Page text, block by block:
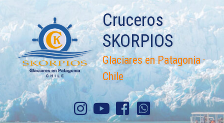
content
Cruceros
SKORPIOS
Glaciares en Patagonia ·
Chile